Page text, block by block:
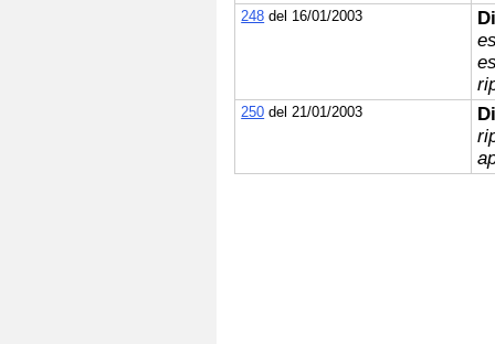
248 del 16/01/2003
250 del 21/01/2003